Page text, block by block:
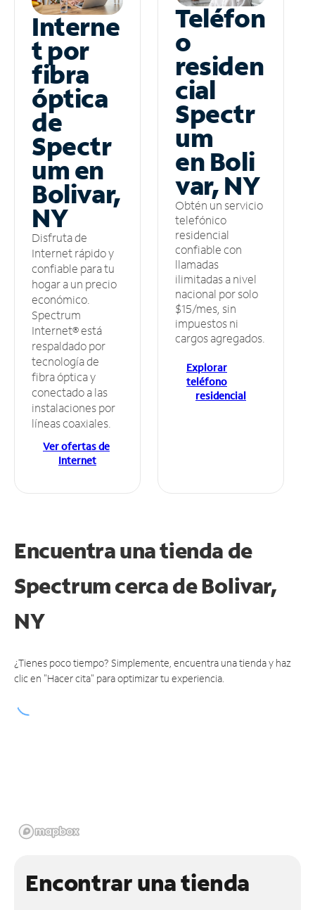
Interne
t por
fibra
óptica
de
Spectr
um en
Bolivar,
NY
Disfruta de
Internet rápido y
confiable para tu
hogar a un precio
económico.
Spectrum
Internet® está
respaldado por
tecnología de
fibra óptica y
conectado a las
instalaciones por
líneas coaxiales.
Ver ofertas de
Internet
Teléfon
o
residen
cial
Spectr
um
en Boli
var, NY
Obtén un servicio
telefónico
residencial
confiable con
llamadas
ilimitadas a nivel
nacional por solo
$15/mes, sin
impuestos ni
cargos agregados.
Explorar
teléfono
residencial
Encuentra una tienda de
Spectrumcerca de Bolivar,
NY
¿Tienes poco tiempo? Simplemente, encuentra una tienda y haz
clic en "Hacer cita" para optimizar tu experiencia.
Encontrar una tienda